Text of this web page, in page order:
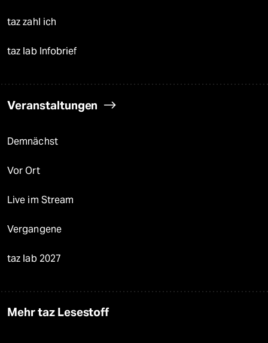
taz zahl ich
taz lab Infobrief
Veranstaltungen
Demnächst
Vor Ort
Live im Stream
Vergangene
taz lab 2027
Mehr taz Lesestoff